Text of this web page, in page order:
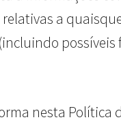
a
nesta Política